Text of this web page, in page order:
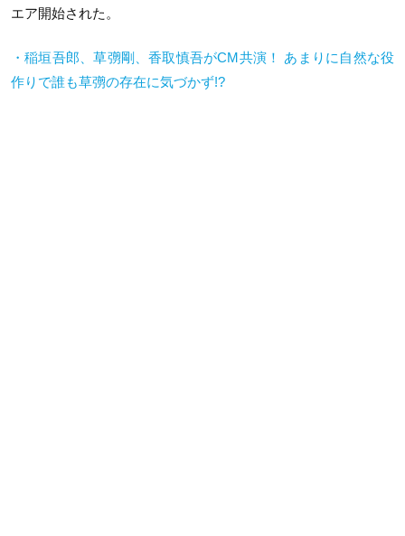
エア開始された。
・稲垣吾郎、草彅剛、香取慎吾がCM共演！ あまりに自然な役
作りで誰も草彅の存在に気づかず!?